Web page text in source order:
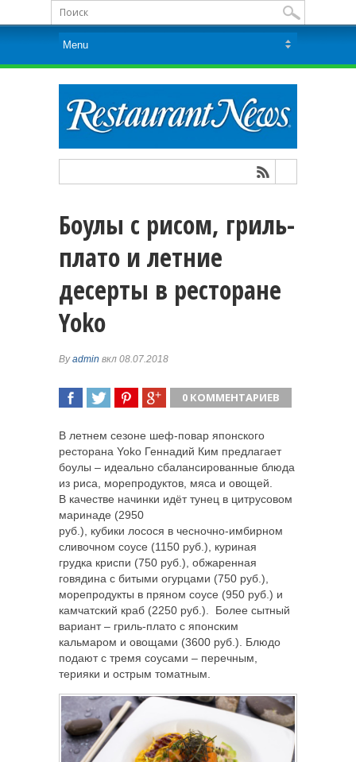
Боулы с рисом, гриль-
плато и летние
десерты в ресторане
Yoko
Byadmin вкл 08.07.2018
0 КОММЕНТАРИЕВ
В летнем сезоне шеф-повар японского
ресторана Yoko Геннадий Ким предлагает
боулы – идеально сбалансированные блюда
из риса, морепродуктов, мяса и овощей.
В качестве начинки идёт тунец в цитрусовом
маринаде (2950
руб.), кубики лосося в чесночно-имбирном
сливочном соусе (1150 руб.), куриная
грудка криспи (750 руб.), обжаренная
говядина с битыми огурцами (750 руб.),
морепродукты в пряном соусе (950 руб.) и
камчатский краб (2250 руб.). Более сытный
вариант – гриль-плато с японским
кальмаром и овощами (3600 руб.). Блюдо
подают с тремя соусами – перечным,
терияки и острым томатным.